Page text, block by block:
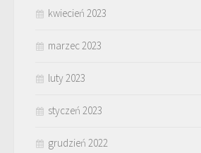
kwiecień 2023
marzec 2023
luty 2023
styczeń 2023
grudzień 2022